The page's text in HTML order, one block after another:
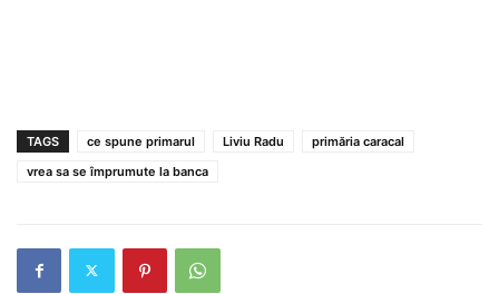
TAGS ce spune primarul Liviu Radu
primăria caracal
vrea sa se împrumute la banca